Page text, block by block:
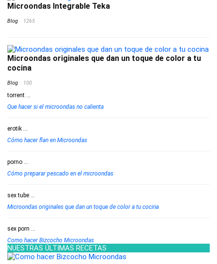
Microondas Integrable Teka
Blog 1265
Microondas originales que dan un toque de color a tu
cocina
Blog 100
torrent ...
Que hacer si el microondas no calienta
erotik ...
Cómo hacer flan en Microondas
porno ...
Cómo preparar pescado en el microondas
sex tube ...
Microondas originales que dan un toque de color a tu cocina
sex porn ...
Como hacer Bizcocho Microondas
NUESTRAS ÚLTIMAS RECETAS